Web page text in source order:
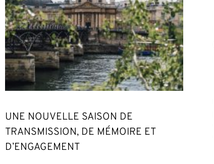
UNE NOUVELLE SAISON DE
TRANSMISSION, DE MÉMOIRE ET
D’ENGAGEMENT